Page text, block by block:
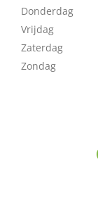
Donderdag
Vrijdag
Zaterdag
Zondag